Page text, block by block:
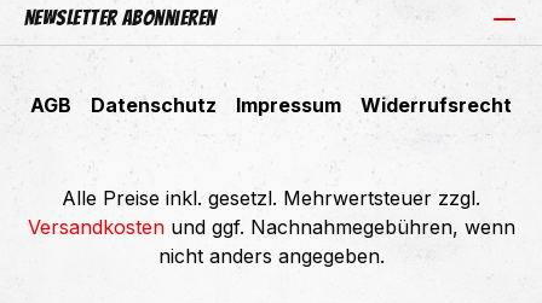
Newsletter abonnieren
AGB Datenschutz Impressum Widerrufsrecht
Alle Preise inkl. gesetzl. Mehrwertsteuer zzgl.
Versandkostenund ggf. Nachnahmegebühren, wenn
nicht anders angegeben.